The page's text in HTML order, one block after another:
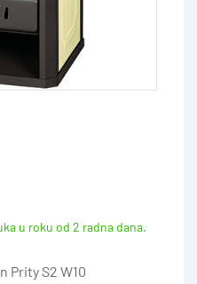
u roku od 2 radna dana.
Prity S2 W10